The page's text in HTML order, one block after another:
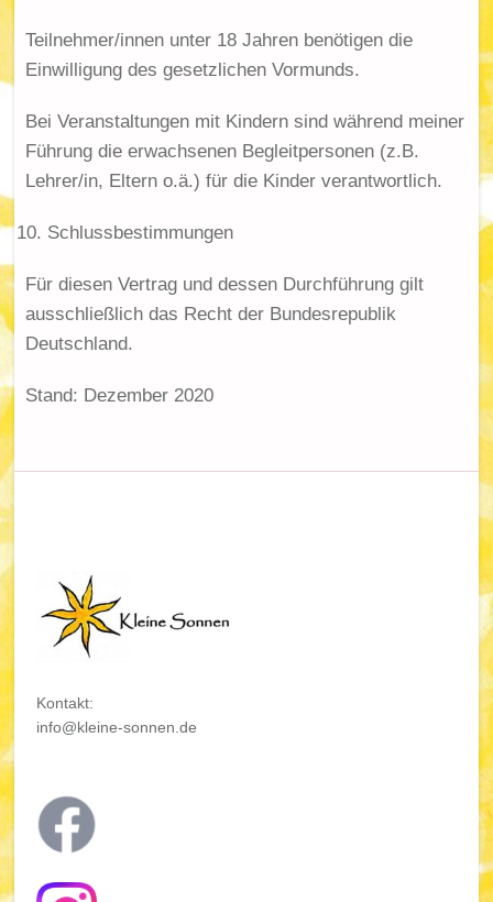
Teilnehmer/innen unter 18 Jahren benötigen die
Einwilligung des gesetzlichen Vormunds.
Bei Veranstaltungen mit Kindern sind während meiner
Führung die erwachsenen Begleitpersonen (z.B.
Lehrer/in, Eltern o.ä.) für die Kinder verantwortlich.
Schlussbestimmungen
Für diesen Vertrag und dessen Durchführung gilt
ausschließlich das Recht der Bundesrepublik
Deutschland.
Stand: Dezember 2020
Kontakt:
info@kleine-sonnen.de